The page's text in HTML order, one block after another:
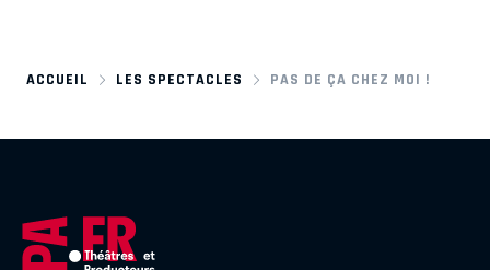
ACCUEIL LES SPECTACLES PAS DE ÇA CHEZ MOI !